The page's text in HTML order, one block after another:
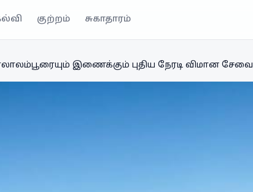
குற்றம் சுகாதாரம்
இணைக்கும் புதிய நேரடி விமான சேவை